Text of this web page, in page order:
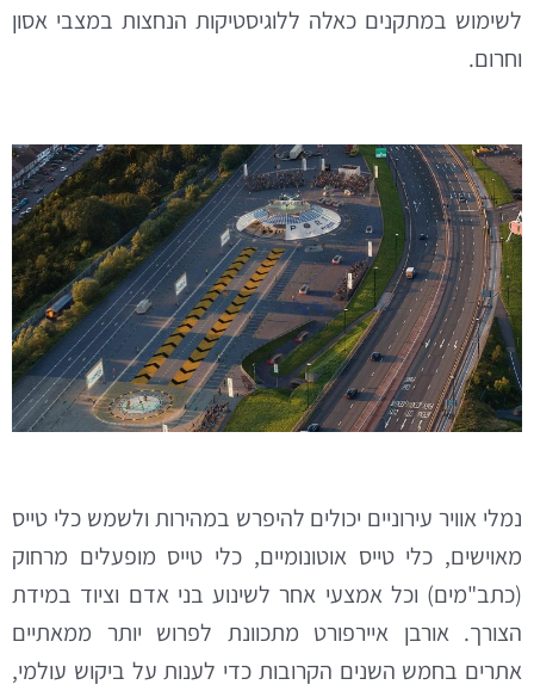
לשימוש במתקנים כאלה ללוגיסטיקות הנחצות במצבי אסון
וחרום.
נמלי אוויר עירוניים יכולים להיפרש במהירות ולשמש כלי טייס
מאוישים, כלי טייס אוטונומיים, כלי טייס מופעלים מרחוק
(כתב"מים) וכל אמצעי אחר לשינוע בני אדם וציוד במידת
הצורך. אורבן איירפורט מתכוונת לפרוש יותר ממאתיים
אתרים בחמש השנים הקרובות כדי לענות על ביקוש עולמי,